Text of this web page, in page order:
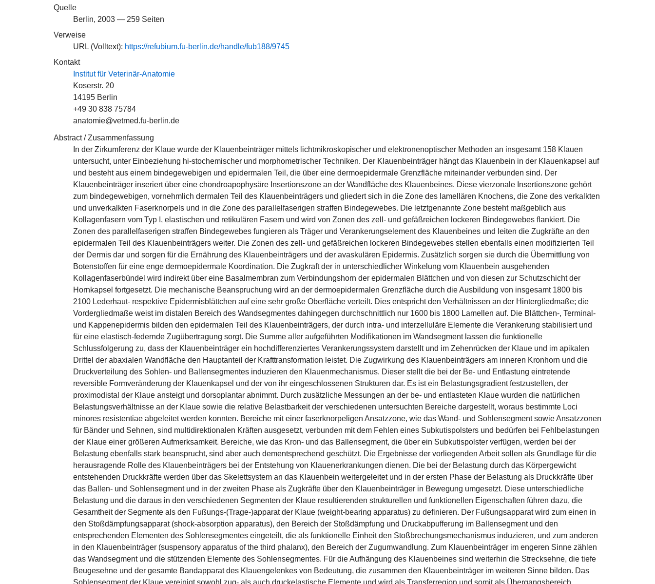
Quelle
Berlin, 2003 — 259 Seiten
Verweise
URL (Volltext): https://refubium.fu-berlin.de/handle/fub188/9745
Kontakt
Institut für Veterinär-Anatomie
Koserstr. 20
14195 Berlin
+49 30 838 75784
anatomie@vetmed.fu-berlin.de
Abstract / Zusammenfassung
In der Zirkumferenz der Klaue wurde der Klauenbeinträger mittels lichtmikroskopischer und elektronenoptischer Methoden an insgesamt 158 Klauen
untersucht, unter Einbeziehung hi-stochemischer und morphometrischer Techniken. Der Klauenbeinträger hängt das Klauenbein in der Klauenkapsel auf
und besteht aus einem bindegewebigen und epidermalen Teil, die über eine dermoepidermale Grenzfläche miteinander verbunden sind. Der
Klauenbeinträger inseriert über eine chondroapophysäre Insertionszone an der Wandfläche des Klauenbeines. Diese vierzonale Insertionszone gehört
zum bindegewebigen, vornehmlich dermalen Teil des Klauenbeinträgers und gliedert sich in die Zone des lamellären Knochens, die Zone des verkalkten
und unverkalkten Faserknorpels und in die Zone des parallelfaserigen straffen Bindegewebes. Die letztgenannte Zone besteht maßgeblich aus
Kollagenfasern vom Typ I, elastischen und retikulären Fasern und wird von Zonen des zell- und gefäßreichen lockeren Bindegewebes flankiert. Die
Zonen des parallelfaserigen straffen Bindegewebes fungieren als Träger und Verankerungselement des Klauenbeines und leiten die Zugkräfte an den
epidermalen Teil des Klauenbeinträgers weiter. Die Zonen des zell- und gefäßreichen lockeren Bindegewebes stellen ebenfalls einen modifizierten Teil
der Dermis dar und sorgen für die Ernährung des Klauenbeinträgers und der avaskulären Epidermis. Zusätzlich sorgen sie durch die Übermittlung von
Botenstoffen für eine enge dermoepidermale Koordination. Die Zugkraft der in unterschiedlicher Winkelung vom Klauenbein ausgehenden
Kollagenfaserbündel wird indirekt über eine Basalmembran zum Verbindungshorn der epidermalen Blättchen und von diesen zur Schutzschicht der
Hornkapsel fortgesetzt. Die mechanische Beanspruchung wird an der dermoepidermalen Grenzfläche durch die Ausbildung von insgesamt 1800 bis
2100 Lederhaut- respektive Epidermisblättchen auf eine sehr große Oberfläche verteilt. Dies entspricht den Verhältnissen an der Hintergliedmaße; die
Vordergliedmaße weist im distalen Bereich des Wandsegmentes dahingegen durchschnittlich nur 1600 bis 1800 Lamellen auf. Die Blättchen-, Terminal-
und Kappenepidermis bilden den epidermalen Teil des Klauenbeinträgers, der durch intra- und interzelluläre Elemente die Verankerung stabilisiert und
für eine elastisch-federnde Zugübertragung sorgt. Die Summe aller aufgeführten Modifikationen im Wandsegment lassen die funktionelle
Schlussfolgerung zu, dass der Klauenbeinträger ein hochdifferenziertes Verankerungssystem darstellt und im Zehenrücken der Klaue und im apikalen
Drittel der abaxialen Wandfläche den Hauptanteil der Krafttransformation leistet. Die Zugwirkung des Klauenbeinträgers am inneren Kronhorn und die
Druckverteilung des Sohlen- und Ballensegmentes induzieren den Klauenmechanismus. Dieser stellt die bei der Be- und Entlastung eintretende
reversible Formveränderung der Klauenkapsel und der von ihr eingeschlossenen Strukturen dar. Es ist ein Belastungsgradient festzustellen, der
proximodistal der Klaue ansteigt und dorsoplantar abnimmt. Durch zusätzliche Messungen an der be- und entlasteten Klaue wurden die natürlichen
Belastungsverhältnisse an der Klaue sowie die relative Belastbarkeit der verschiedenen untersuchten Bereiche dargestellt, woraus bestimmte Loci
minores resistentiae abgeleitet werden konnten. Bereiche mit einer faserknorpeligen Ansatzzone, wie das Wand- und Sohlensegment sowie Ansatzzonen
für Bänder und Sehnen, sind multidirektionalen Kräften ausgesetzt, verbunden mit dem Fehlen eines Subkutispolsters und bedürfen bei Fehlbelastungen
der Klaue einer größeren Aufmerksamkeit. Bereiche, wie das Kron- und das Ballensegment, die über ein Subkutispolster verfügen, werden bei der
Belastung ebenfalls stark beansprucht, sind aber auch dementsprechend geschützt. Die Ergebnisse der vorliegenden Arbeit sollen als Grundlage für die
herausragende Rolle des Klauenbeinträgers bei der Entstehung von Klauenerkrankungen dienen. Die bei der Belastung durch das Körpergewicht
entstehenden Druckkräfte werden über das Skelettsystem an das Klauenbein weitergeleitet und in der ersten Phase der Belastung als Druckkräfte über
das Ballen- und Sohlensegment und in der zweiten Phase als Zugkräfte über den Klauenbeinträger in Bewegung umgesetzt. Diese unterschiedliche
Belastung und die daraus in den verschiedenen Segmenten der Klaue resultierenden strukturellen und funktionellen Eigenschaften führen dazu, die
Gesamtheit der Segmente als den Fußungs-(Trage-)apparat der Klaue (weight-bearing apparatus) zu definieren. Der Fußungsapparat wird zum einen in
den Stoßdämpfungsapparat (shock-absorption apparatus), den Bereich der Stoßdämpfung und Druckabpufferung im Ballensegment und den
entsprechenden Elementen des Sohlensegmentes eingeteilt, die als funktionelle Einheit den Stoßbrechungsmechanismus induzieren, und zum anderen
in den Klauenbeinträger (suspensory apparatus of the third phalanx), den Bereich der Zugumwandlung. Zum Klauenbeinträger im engeren Sinne zählen
das Wandsegment und die stützenden Elemente des Sohlensegmentes. Für die Aufhängung des Klauenbeines sind weiterhin die Strecksehne, die tiefe
Beugesehne und der gesamte Bandapparat des Klauengelenkes von Bedeutung, die zusammen den Klauenbeinträger im weiteren Sinne bilden. Das
Sohlensegment der Klaue vereinigt sowohl zug- als auch druckelastische Elemente und wird als Transferregion und somit als Übergangsbereich